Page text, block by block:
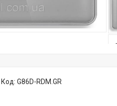
Код: G86D-RDM.GR